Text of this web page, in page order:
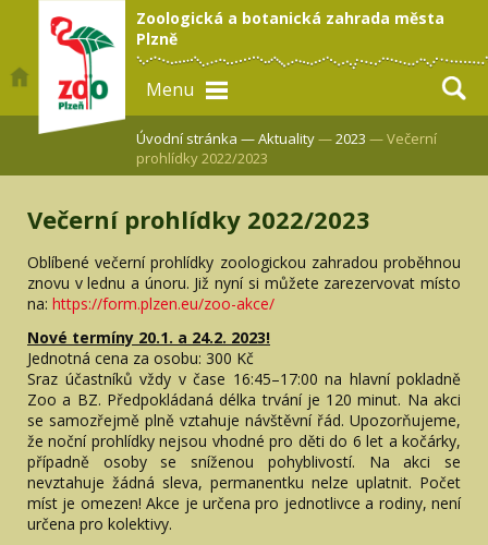
Zoologická a botanická zahrada města
Plzně
Menu
Úvodní stránka —Aktuality—2023 — Večerní
prohlídky 2022/2023
Večerní prohlídky 2022/2023
Oblíbené večerní prohlídky zoologickou zahradou proběhnou
znovu v lednu a únoru. Již nyní si můžete zarezervovat místo
na: https://form.plzen.eu/zoo-akce/
Nové termíny 20.1. a 24.2. 2023!
Jednotná cena za osobu: 300 Kč
Sraz účastníků vždy v čase 16:45–17:00 na hlavní pokladně
Zoo a BZ. Předpokládaná délka trvání je 120 minut. Na akci
se samozřejmě plně vztahuje návštěvní řád. Upozorňujeme,
že noční prohlídky nejsou vhodné pro děti do 6 let a kočárky,
případně osoby se sníženou pohyblivostí. Na akci se
nevztahuje žádná sleva, permanentku nelze uplatnit. Počet
míst je omezen! Akce je určena pro jednotlivce a rodiny, není
určena pro kolektivy.